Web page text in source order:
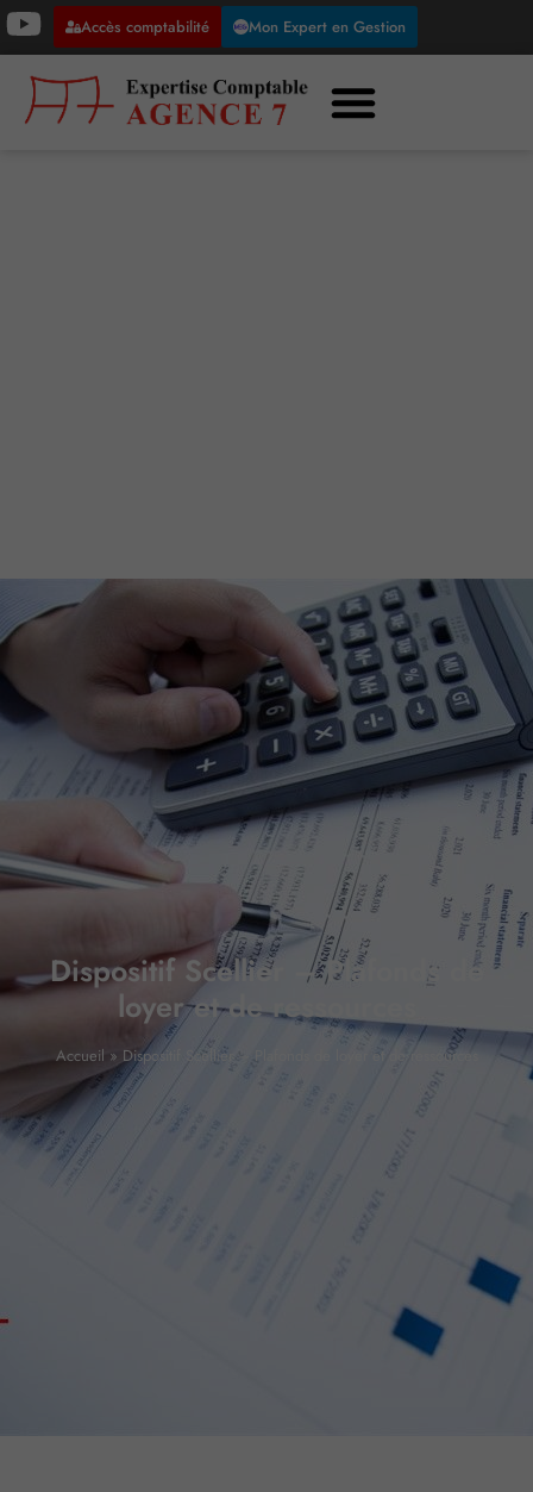
Accès comptabilité Mon Expert en Gestion
Dispositif Scellier – Plafonds de
loyer et de ressources
Accueil » Dispositif Scellier – Plafonds de loyer et de ressources